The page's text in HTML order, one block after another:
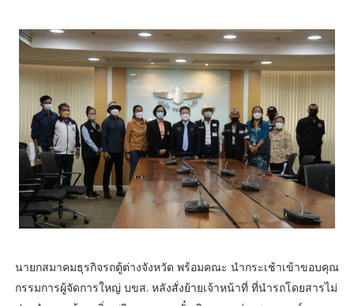
นายกสมาคมธุรกิจรถตู้ต่างจังหวัด พร้อมคณะ นำกระเช้าเข้าขอบคุณ
กรรมการผู้จัดการใหญ่ บขส. หลังสั่งย้ายเจ้าหน้าที่ ที่นำรถโดยสารไม่